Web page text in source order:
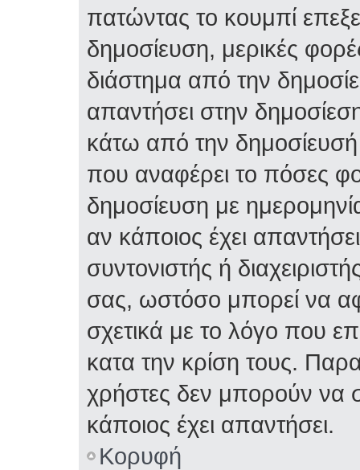
πατώντας το κουμπί
δημοσίευση, μερικές
διάστημα από την
απαντήσει στην
κάτω από την
που αναφέρει το πόσες
δημοσίευση με
αν κάποιος έχει
συντονιστής ή
σας, ωστόσο μπορεί να
σχετικά με το λόγο που
κατα την κρίση τους.
χρήστες δεν μπορούν να
κάποιος έχει απαντήσει.
Κορυφή